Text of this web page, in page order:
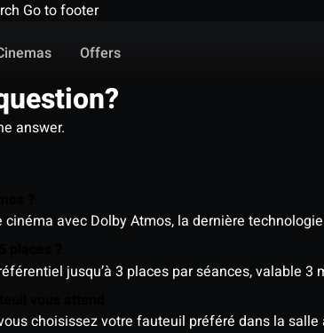
Go to footer
Offers
answer.
avec Dolby Atmos, la dernière
jusqu’à 3 places par séances, valable
choisissez votre fauteuil préféré dans la